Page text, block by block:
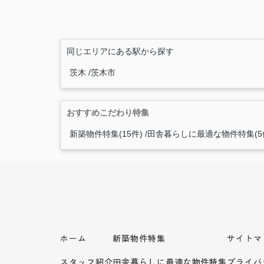
同じエリアにある駅から探す
茨木 茨木市
おすすめこだわり特集
新築物件特集(15件) 田舎暮らしに最適な物件特集(5
ホーム
スタッフ紹介
新築物件特集
田舎暮らしに最適な物件特集
サイト
プライ